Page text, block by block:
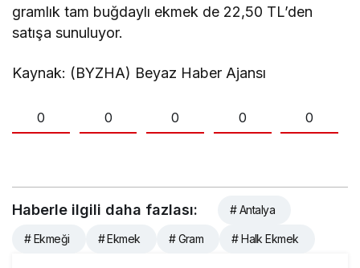
gramlık tam buğdaylı ekmek de 22,50 TL’den
satışa sunuluyor.
Kaynak: (BYZHA) Beyaz Haber Ajansı
0 0 0 0 0
Haberle ilgili daha fazlası: # Antalya
# Ekmeği # Ekmek # Gram # Halk Ekmek